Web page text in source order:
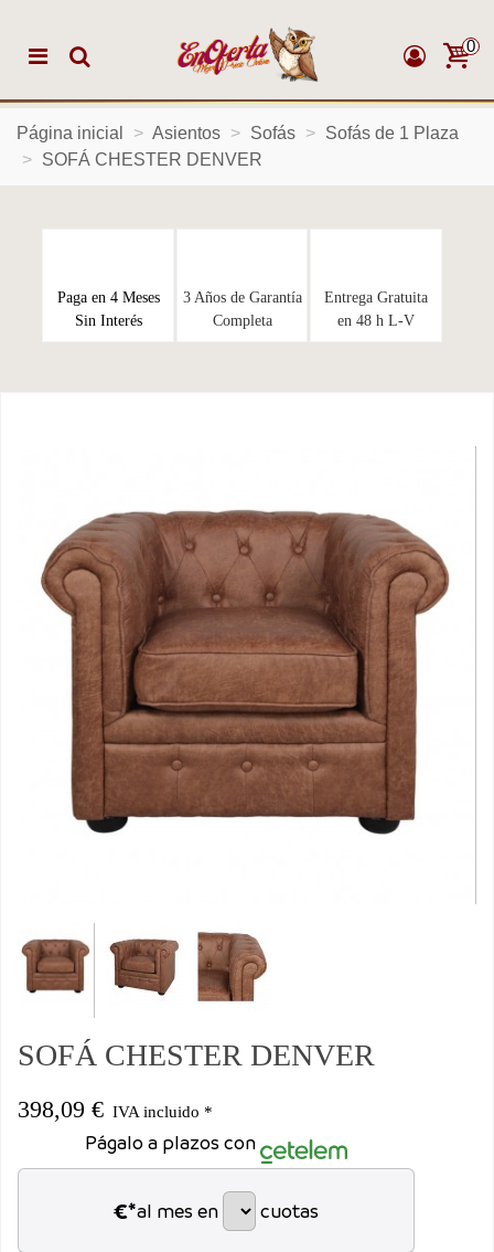
0
Página inicial > Asientos > Sofás > Sofás de 1 Plaza
> SOFÁ CHESTER DENVER
Paga en 4 Meses
Sin Interés
3 Años de Garantía
Completa
Entrega Gratuita
en 48 h L-V
SOFÁ CHESTER DENVER
398,09 € IVA incluido *
Págalo a plazos con
€*al mes en cuotas